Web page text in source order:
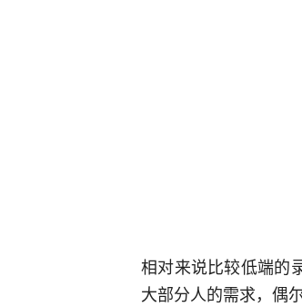
相对来说比较低端的
大部分人的需求，偶